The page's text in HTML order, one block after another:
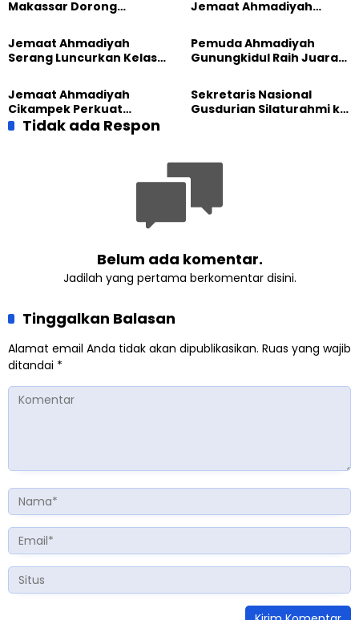
Makassar Dorong
Lewat Edukasi Ekoteologi
Jemaat Ahmadiyah
Sambut HUT RI ke-81
Jemaat Ahmadiyah
Serang Luncurkan Kelas
Generasi Unggul
Pemuda Ahmadiyah
Gunungkidul Raih Juara
Jemaat Ahmadiyah
Cikampek Perkuat
Komitmen Bangun Masjid
Sekretaris Nasional
Gusdurian Silaturahmi ke
Tidak ada Respon
Belum ada komentar.
Jadilah yang pertama berkomentar disini.
Tinggalkan Balasan
Alamat email Anda tidak akan dipublikasikan. Ruas yang wajib
ditandai *